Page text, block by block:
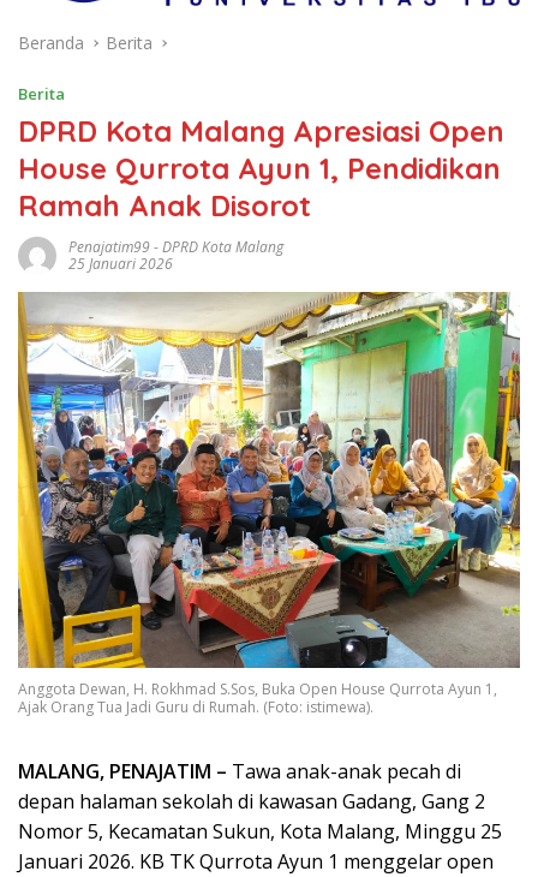
Beranda Berita
Berita
DPRD Kota Malang Apresiasi Open
House Qurrota Ayun 1, Pendidikan
Ramah Anak Disorot
Penajatim99-DPRD Kota Malang
25 Januari 2026
Anggota Dewan, H. Rokhmad S.Sos, Buka Open House Qurrota Ayun 1,
Ajak Orang Tua Jadi Guru di Rumah. (Foto: istimewa).
MALANG, PENAJATIM – Tawa anak-anak pecah di
depan halaman sekolah di kawasan Gadang, Gang 2
Nomor 5, Kecamatan Sukun, Kota Malang, Minggu 25
Januari 2026. KB TK Qurrota Ayun 1 menggelar open